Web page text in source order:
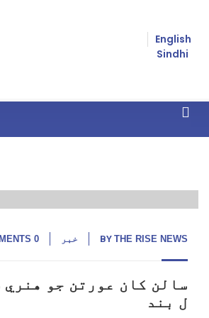
English
Sindhi
17
BY THE RISE NEWS خبر 0 COMMENTS
سالن کان عورتن جو هنري
ل بند